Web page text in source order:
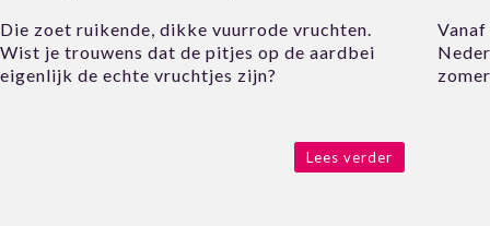
Die zoet ruikende, dikke vuurrode vruchten.
Wist je trouwens dat de pitjes op de aardbei
eigenlijk de echte vruchtjes zijn?
Lees verder